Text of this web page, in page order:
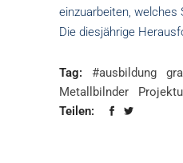
einzuarbeiten, welches
Die diesjährige
Tag: #ausbildung
Metallbilnder
Teilen: